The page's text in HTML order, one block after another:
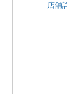
店舗